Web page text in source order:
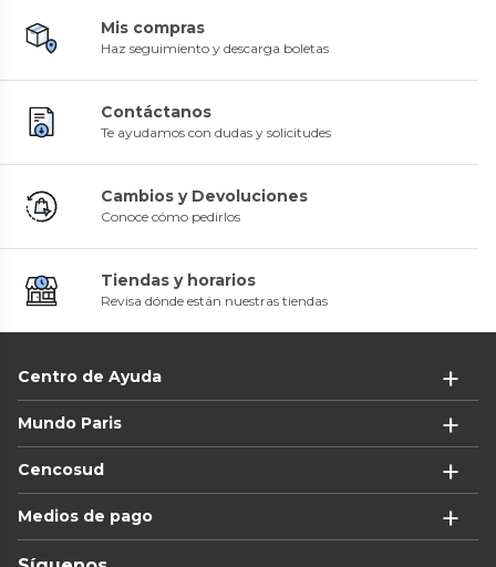
Mis compras
Haz seguimiento y descarga boletas
Contáctanos
Te ayudamos con dudas y solicitudes
Cambios y Devoluciones
Conoce cómo pedirlos
Tiendas y horarios
Revisa dónde están nuestras tiendas
Centro de Ayuda
Mundo Paris
Cencosud
Medios de pago